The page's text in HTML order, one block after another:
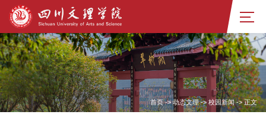
首页->动态文理-> 校园新闻->正文